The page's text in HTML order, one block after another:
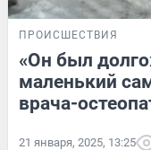
ПРОИСШЕСТВИЯ
«Он был
маленький
врача-
21 января, 2025, 13:25